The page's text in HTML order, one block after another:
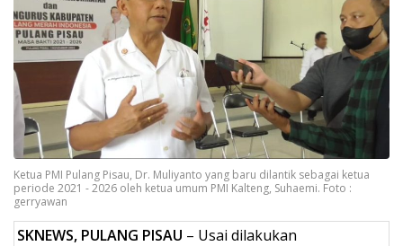
Ketua PMI Pulang Pisau, Dr. Muliyanto yang baru dilantik sebagai ketua
periode 2021 - 2026 oleh ketua umum PMI Kalteng, Suhaemi. Foto :
gerryawan
SKNEWS, PULANG PISAU – Usai dilakukan